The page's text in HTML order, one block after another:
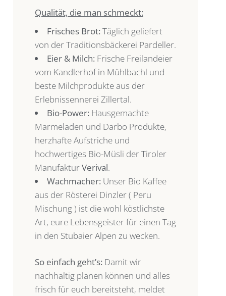
Qualität, die man schmeckt:
Frisches Brot: Täglich geliefert
von der Traditionsbäckerei Pardeller.
Eier & Milch: Frische Freilandeier
vom Kandlerhof in Mühlbachl und
beste Milchprodukte aus der
Erlebnissennerei Zillertal.
Bio-Power: Hausgemachte
Marmeladen und Darbo Produkte,
herzhafte Aufstriche und
hochwertiges Bio-Müsli der Tiroler
ManufakturVerival.
Wachmacher: Unser Bio Kaffee
aus der Rösterei Dinzler ( Peru
Mischung ) ist die wohl köstlichste
Art, eure Lebensgeister für einen Tag
in den Stubaier Alpen zu wecken.
So einfach geht’s: Damit wir
nachhaltig planen können und alles
frisch für euch bereitsteht, meldet